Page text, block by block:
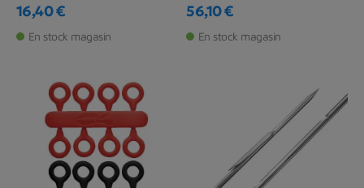
Prix
16,40 €
En stock magasin
Prix
56,10 €
En stock magasin